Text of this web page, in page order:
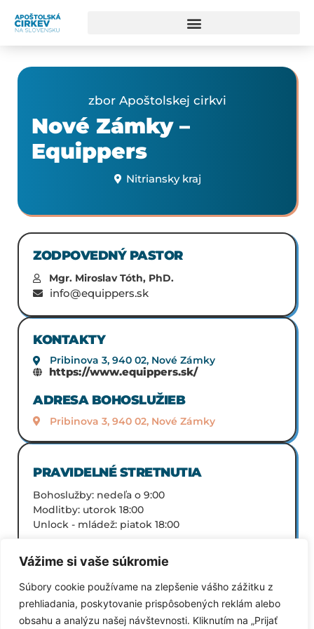
Vážime si vaše súkromie
Súbory cookie používame na zlepšenie vášho zážitku z
prehliadania, poskytovanie prispôsobených reklám alebo
obsahu a analýzu našej návštevnosti. Kliknutím na „Prijať
zbor Apoštolskej cirkvi
Nové Zámky –
Equippers
Nitriansky kraj
ZODPOVEDNÝ PASTOR
Mgr. Miroslav Tóth, PhD.
info@equippers.sk
KONTAKTY
Pribinova 3, 940 02, Nové Zámky
https://www.equippers.sk/
ADRESA BOHOSLUŽIEB
Pribinova 3, 940 02, Nové Zámky
PRAVIDELNÉ STRETNUTIA
Bohoslužby: nedeľa o 9:00
Modlitby: utorok 18:00
Unlock - mládež: piatok 18:00
SPÄŤ NA VŠETKY ZBORY